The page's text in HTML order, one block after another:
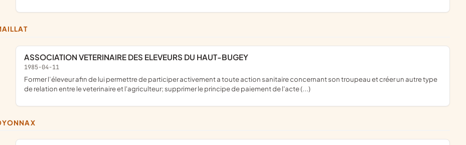
MAILLAT
ASSOCIATION VETERINAIRE DES ELEVEURS DU HAUT-BUGEY
1985-04-11
former l’éleveur afin de lui permettre de participer activement a toute action sanitaire concernant son troupeau et créer un autre type
de relation entre le veterinaire et l'agriculteur; supprimer le principe de paiement de l'acte (...)
OYONNAX